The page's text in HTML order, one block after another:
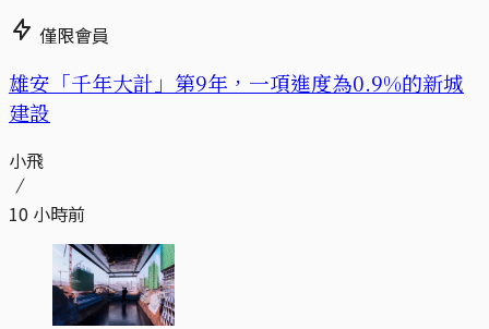
僅限會員
​​雄安「千年大計」第9年，一項進度為0.9%的新城
建設
小飛
10 小時前